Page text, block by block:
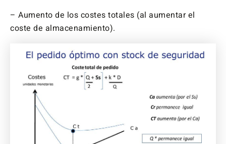
– Aumento de los costes totales (al aumentar el
coste de almacenamiento).